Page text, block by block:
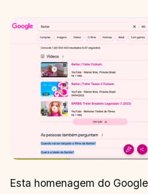
Esta homenagem do